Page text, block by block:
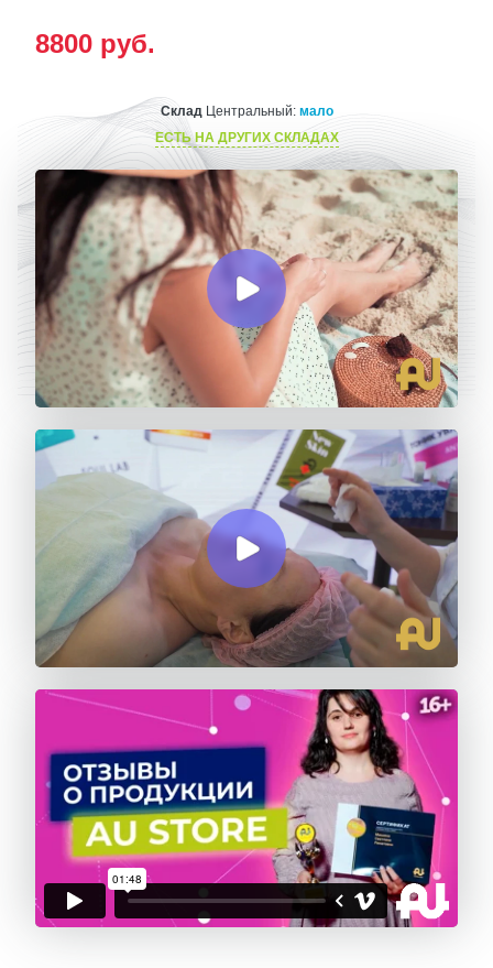
8800 руб.
Склад Центральный: мало
ЕСТЬ НА ДРУГИХ СКЛАДАХ